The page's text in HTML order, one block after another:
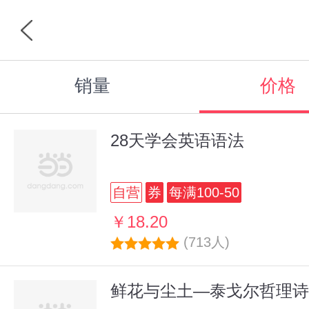
销量 价格
28天学会英语语法
自营 券 每满100-50
￥18.20
(713人)
鲜花与尘土—泰戈尔哲理